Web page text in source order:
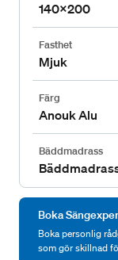
140x200
Fasthet
Mjuk
Färg
Anouk Alu
Bäddmadrass
Boka
Boka personlig
som gör skillnad